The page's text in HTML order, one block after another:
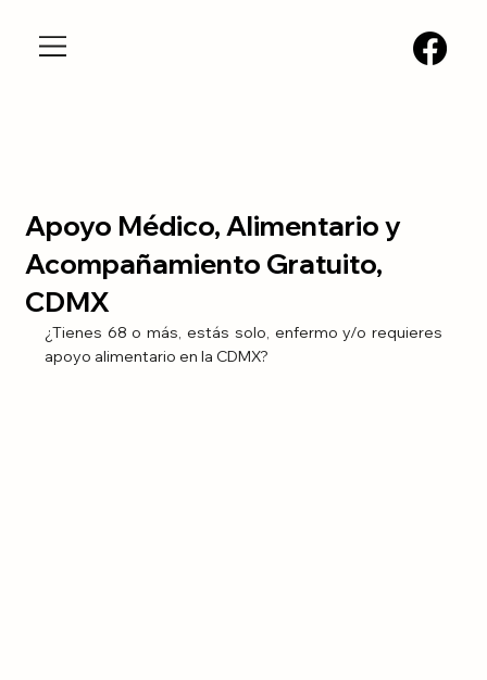
Apoyo Médico, Alimentario y
Acompañamiento Gratuito,
CDMX
¿Tienes 68 o más, estás solo, enfermo y/o requieres
apoyo alimentario en la CDMX?